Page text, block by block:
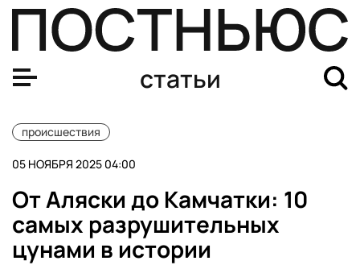
статьи
происшествия
05 НОЯБРЯ 2025 04:00
От Аляски до Камчатки: 10
самых разрушительных
цунами в истории
Акции протеста в Непале: что известно, причины,